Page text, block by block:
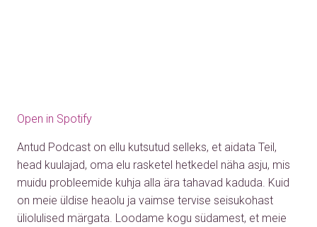
Open in Spotify
Antud Podcast on ellu kutsutud selleks, et aidata Teil,
head kuulajad, oma elu rasketel hetkedel näha asju, mis
muidu probleemide kuhja alla ära tahavad kaduda. Kuid
on meie üldise heaolu ja vaimse tervise seisukohast
üliolulised märgata. Loodame kogu südamest, et meie